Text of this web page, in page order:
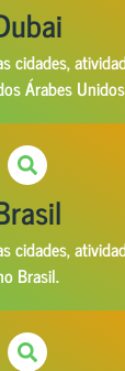
cidades,
Árabes
cidades,
Brasil.